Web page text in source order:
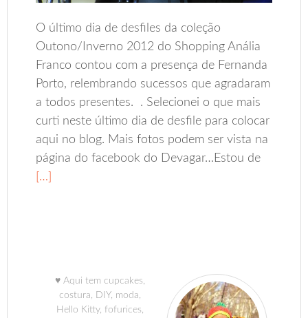
O último dia de desfiles da coleção
Outono/Inverno 2012 do Shopping Anália
Franco contou com a presença de Fernanda
Porto, relembrando sucessos que agradaram
a todos presentes. . Selecionei o que mais
curti neste último dia de desfile para colocar
aqui no blog. Mais fotos podem ser vista na
página do facebook do Devagar…Estou de
[…]
♥ Aqui tem cupcakes,
costura, DIY, moda,
Hello Kitty, fofurices,